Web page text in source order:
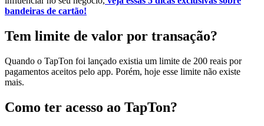
bandeiras de cartão!
Tem limite de valor por transação?
Quando o TapTon foi lançado existia um limite de 200 reais por
pagamentos aceitos pelo app. Porém, hoje esse limite não existe
mais.
Como ter acesso ao TapTon?